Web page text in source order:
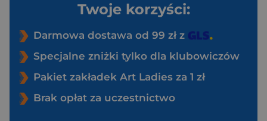
Twoje korzyści:
Darmowa dostawa od 99 zł z
Specjalne zniżki tylko dla klubowiczów
Pakiet zakładek Art Ladies za 1 zł
Brak opłat za uczestnictwo